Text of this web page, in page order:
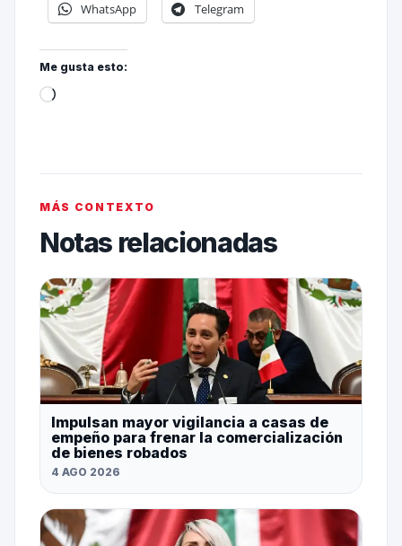
WhatsApp Telegram
Me gusta esto:
MÁS CONTEXTO
Notas relacionadas
Impulsan mayor vigilancia a casas de
empeño para frenar la comercialización
de bienes robados
4 AGO 2026